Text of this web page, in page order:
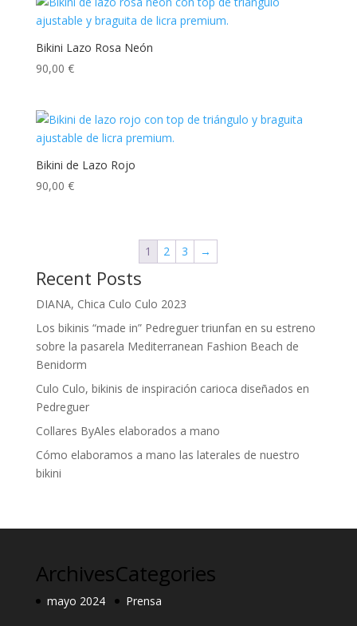
Bikini Lazo Rosa Neón
90,00 €
Bikini de Lazo Rojo
90,00 €
1 2 3 →
Recent Posts
DIANA, Chica Culo Culo 2023
Los bikinis “made in” Pedreguer triunfan en su estreno
sobre la pasarela Mediterranean Fashion Beach de
Benidorm
Culo Culo, bikinis de inspiración carioca diseñados en
Pedreguer
Collares ByAles elaborados a mano
Cómo elaboramos a mano las laterales de nuestro
bikini
Archives
mayo 2024
Categories
Prensa